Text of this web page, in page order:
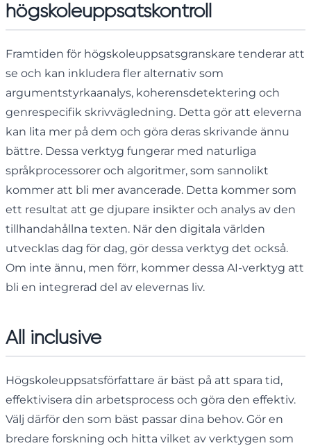
högskoleuppsatskontroll
Framtiden för högskoleuppsatsgranskare tenderar att
se och kan inkludera fler alternativ som
argumentstyrkaanalys, koherensdetektering och
genrespecifik skrivvägledning. Detta gör att eleverna
kan lita mer på dem och göra deras skrivande ännu
bättre. Dessa verktyg fungerar med naturliga
språkprocessorer och algoritmer, som sannolikt
kommer att bli mer avancerade. Detta kommer som
ett resultat att ge djupare insikter och analys av den
tillhandahållna texten. När den digitala världen
utvecklas dag för dag, gör dessa verktyg det också.
Om inte ännu, men förr, kommer dessa AI-verktyg att
bli en integrerad del av elevernas liv.
All inclusive
Högskoleuppsatsförfattare är bäst på att spara tid,
effektivisera din arbetsprocess och göra den effektiv.
Välj därför den som bäst passar dina behov. Gör en
bredare forskning och hitta vilket av verktygen som